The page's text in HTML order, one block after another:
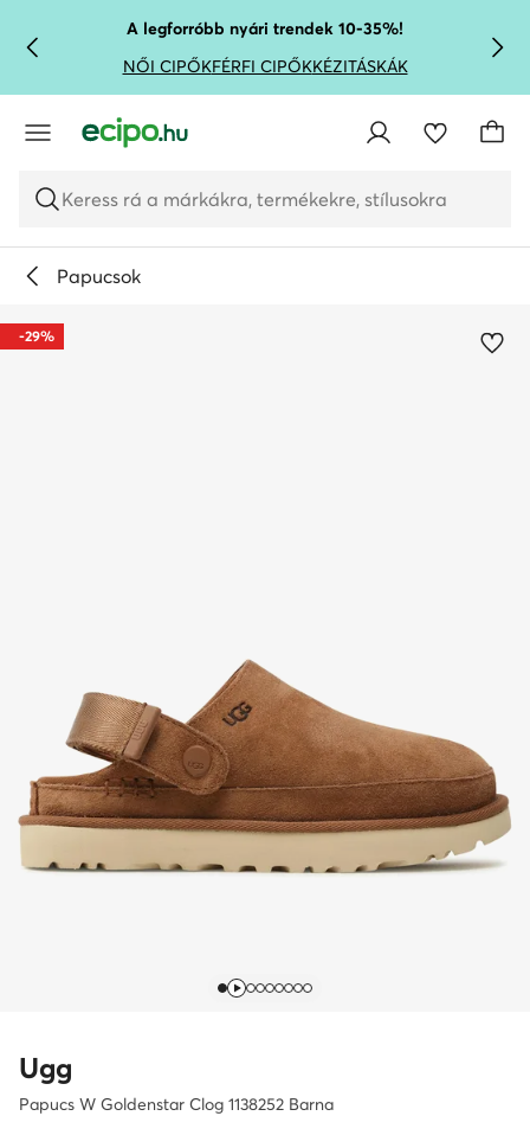
UGRÁS A FŐ TARTALOMRA
UGRÁS A KERESÉSHEZA legforróbb nyári trendek 10-35%!
NŐI CIPŐKFÉRFI CIPŐKKÉZITÁSKÁK
Keress rá a márkákra, termékekre, stílusokra
Papucsok
-29%
Ugg
Papucs W Goldenstar Clog 1138252 Barna